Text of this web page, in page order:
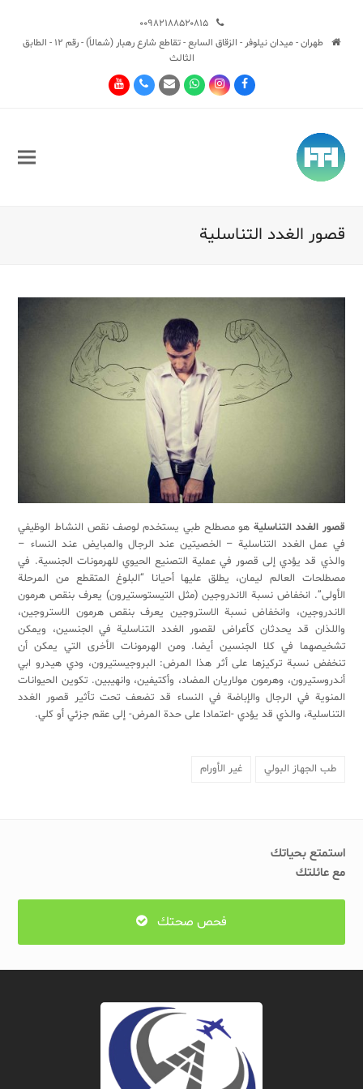
طهران - ميدان نيلوفر - الزقاق السابع - تقاطع شارع رهبار (شمالاً) - رقم 12 - الطابق
الثالث
Facebook
Instagram
Whatsapp
Email
Phone
Youtube
قصور الغدد التناسلية
قصور الغدد التناسليةهو مصطلح طبي يستخدم لوصف نقص النشاط الوظيفي
في عمل الغدد التناسلية – الخصيتين عند الرجال والمبايض عند النساء –
والذي قد يؤدي إلى قصور في عملية التصنيع الحيوي للهرمونات الجنسية. في
مصطلحات العالم ليمان، يطلق عليها أحيانا “البلوغ المتقطع من المرحلة
الأولى”. انخفاض نسبة الاندروجين (مثل التيستوستيرون) يعرف بنقص هرمون
الاندروجين، وانخفاض نسبة الاستروجين يعرف بنقص هرمون الاستروجين،
واللذان قد يحدثان كأعراض لقصور الغدد التناسلية في الجنسين، ويمكن
تشخيصهما في كلا الجنسين أيضا. ومن الهرمونات الأخرى التي يمكن أن
تنخفض نسبة تركيزها على أثر هذا المرض: البروجيستيرون، ودي هيدرو ابي
أندروستيرون، وهرمون مولاريان المضاد، وأكتيفين، وانهيبين. تكوين الحيوانات
المنوية في الرجال والإباضة في النساء قد تضعف تحت تأثير قصور الغدد
التناسلية، والذي قد يؤدي -اعتمادا على حدة المرض- إلى عقم جزئي أو كلي.
طب الجهاز البولي غير الأورام
استمتع بحياتك
مع عائلتك
فحص صحتك